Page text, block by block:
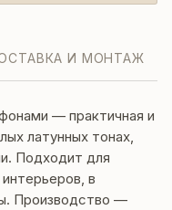
И МОНТАЖ
— практичная и
латунных тонах,
Подходит для
в
Производство —